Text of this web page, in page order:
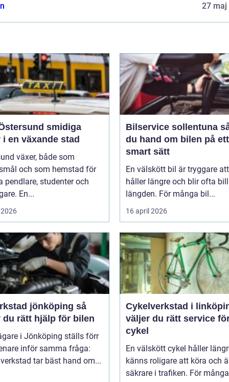
27 maj
smidiga
i en växande stad
växer, både som
och som hemstad för
pendlare, studenter och
En...
Bilservice sollentuna så tar
du hand om bilen på ett
smart sätt
En välskött bil är tryggare
håller längre och blir ofta
längden. För många bil...
16 april 2026
jönköping så
du rätt hjälp för bilen
i Jönköping ställs förr
inför samma fråga:
tar bäst hand om...
Cykelverkstad i linköping
väljer du rätt service
cykel
En välskött cykel håller
känns roligare att köra och
säkrare i trafiken. För